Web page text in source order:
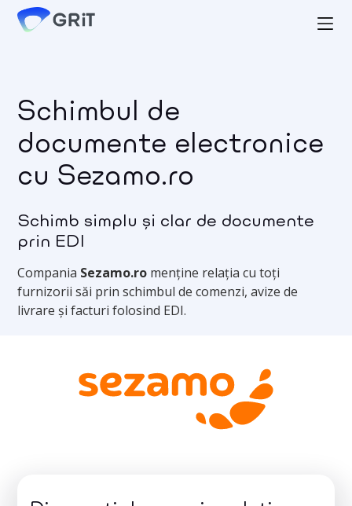
Schimbul de
documente electronice
cu Sezamo.ro
Schimb simplu și clar de documente
prin EDI
Compania Sezamo.ro menține relația cu toți
furnizorii săi prin schimbul de comenzi, avize de
livrare și facturi folosind EDI.